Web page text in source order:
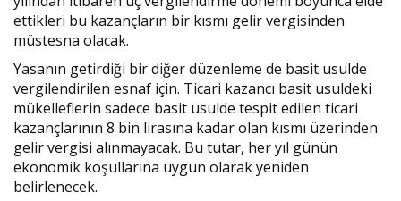
ettikleri bu kazançların bir kısmı gelir vergisinden
müstesna olacak.
Yasanın getirdiği bir diğer düzenleme de basit usulde
vergilendirilen esnaf için. Ticari kazancı basit usuldeki
mükelleflerin sadece basit usulde tespit edilen ticari
kazançlarının 8 bin lirasına kadar olan kısmı üzerinden
gelir vergisi alınmayacak. Bu tutar, her yıl günün
ekonomik koşullarına uygun olarak yeniden
belirlenecek.